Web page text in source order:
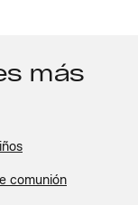
más
comunión